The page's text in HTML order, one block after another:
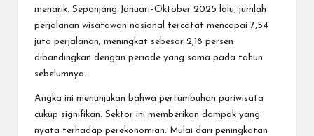
menarik. Sepanjang Januari–Oktober 2025 lalu, jumlah
perjalanan wisatawan nasional tercatat mencapai 7,54
juta perjalanan; meningkat sebesar 2,18 persen
dibandingkan dengan periode yang sama pada tahun
sebelumnya.
Angka ini menunjukan bahwa pertumbuhan pariwisata
cukup signifikan. Sektor ini memberikan dampak yang
nyata terhadap perekonomian. Mulai dari peningkatan